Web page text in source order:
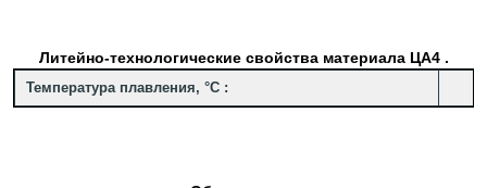
Литейно-технологические свойства материала ЦА4 .
Температура плавления, °C :